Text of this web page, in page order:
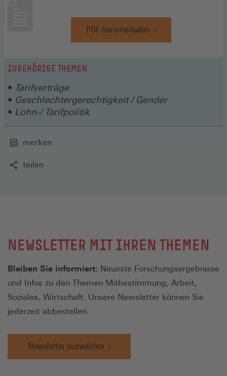
PDF herunterladen
(Öffnet
in
ZUGEHÖRIGE THEMEN
Tarifverträge
Geschlechtergerechtigkeit / Gender
Lohn-/ Tarifpolitik
merken
teilen
NEWSLETTER MIT IHREN THEMEN
Bleiben Sie informiert: Neueste Forschungsergebnisse
und Infos zu den Themen Mitbestimmung, Arbeit,
Soziales, Wirtschaft. Unsere Newsletter können Sie
jederzeit abbestellen.
Newsletter auswählen